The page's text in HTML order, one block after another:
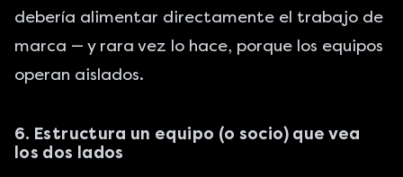
debería alimentar directamente el trabajo de
marca — y rara vez lo hace, porque los equipos
operan aislados.
6. Estructura un equipo (o socio) que vea
los dos lados